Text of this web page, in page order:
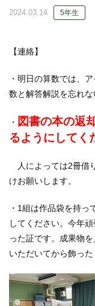
2024.03.14 5年生
【連絡】
・明日の算数では、
数と解答解説を忘れな
・ 図書の本の返
るようにしてく
人によっては2冊借
けお願いします。
・1組は作品袋を持
してください。今年
った証です。成果物
いただいてから飾っ